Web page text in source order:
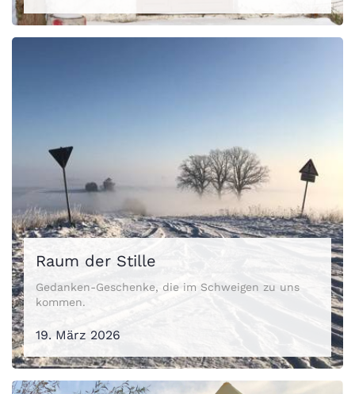
Raum der Stille
Gedanken-Geschenke, die im Schweigen zu uns
kommen.
19. März 2026